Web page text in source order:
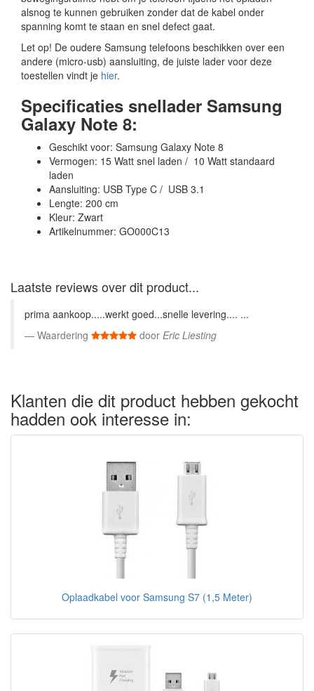
alsnog te kunnen gebruiken zonder dat de kabel onder
spanning komt te staan en snel defect gaat.
Let op! De oudere Samsung telefoons beschikken over een
andere (micro-usb) aansluiting, de juiste lader voor deze
toestellen vindt je hier.
Specificaties snellader Samsung
Galaxy Note 8:
Geschikt voor: Samsung Galaxy Note 8
Vermogen: 15 Watt snel laden / 10 Watt standaard
laden
Aansluiting: USB Type C / USB 3.1
Lengte: 200 cm
Kleur: Zwart
Artikelnummer: GO000C13
Laatste reviews over dit product...
prima aankoop.....werkt goed...snelle levering.... ...
Waardering
door Eric Liesting
Klanten die dit product hebben gekocht
hadden ook interesse in:
Oplaadkabel voor Samsung S7 (1,5 Meter)